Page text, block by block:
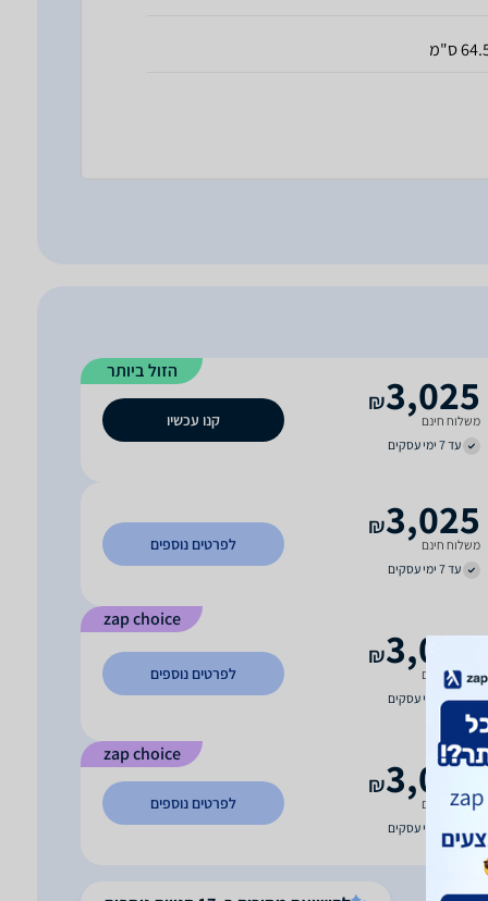
ס"מ
הזול ביותר 3,025
₪
משלוח חינם
עד 7 ימי עסקים
קנו עכשיו
3,025
₪
משלוח חינם
עד 7 ימי עסקים
לפרטים נוספים
zap choice
3,028
₪
משלוח חינם
עד 5 ימי עסקים
לפרטים נוספים
zap choice
3,037
₪
משלוח חינם
לפרטים נוספים